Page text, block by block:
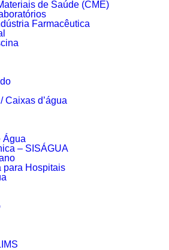
de Saúde (CME)
Farmacêutica
Caixas d’água
Água
– SISÁGUA
para Hospitais